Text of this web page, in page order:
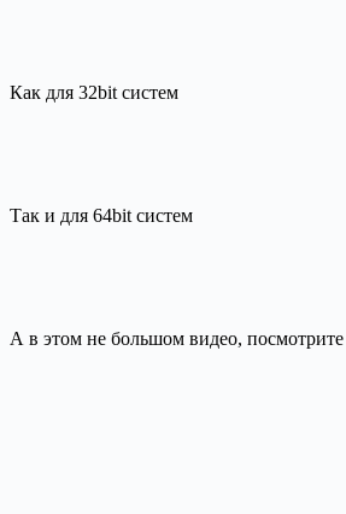
Как для 32bit систем
Так и для 64bit систем
А в этом не большом видео, посмотрите